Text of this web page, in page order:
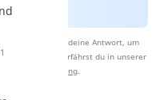
speichern wir deine Antwort, um
Mehr dazu erfährst du in unserer
.